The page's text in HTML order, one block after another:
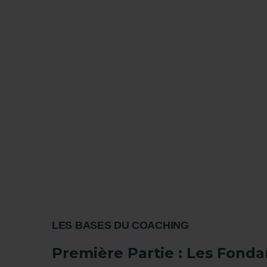
LES BASES DU COACHING
Première Partie : Les